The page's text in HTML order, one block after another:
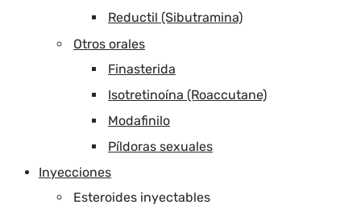
Reductil (Sibutramina)
Otros orales
Finasterida
Isotretinoína (Roaccutane)
Modafinilo
Píldoras sexuales
Inyecciones
Esteroides inyectables